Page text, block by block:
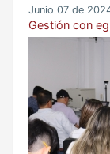
Junio 07 de
Gestión con